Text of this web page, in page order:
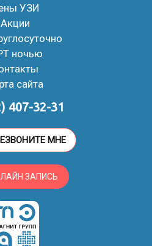
УЗИ
Акции
ночью
сайта
407-32-31
МНЕ
ЗАПИСЬ